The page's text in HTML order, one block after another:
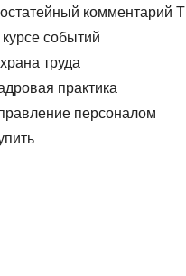
комментарий
событий
труда
практика
персоналом